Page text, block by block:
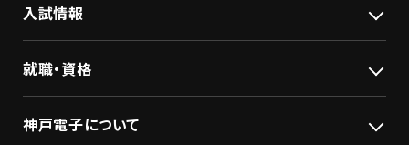
入試情報
就職・資格
神戸電子について